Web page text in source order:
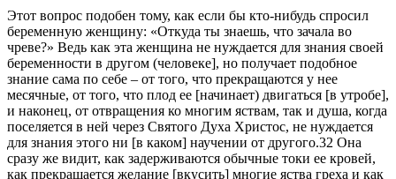
Этот вопрос подобен тому, как если бы кто-нибудь спросил
беременную женщину: «Откуда ты знаешь, что зачала во
чреве?» Ведь как эта женщина не нуждается для знания своей
беременности в другом (человеке], но получает подобное
знание сама по себе – от того, что прекращаются у нее
месячные, от того, что плод ее [начинает) двигаться [в утробе],
и наконец, от отвращения ко многим яствам, так и душа, когда
поселяется в ней через Святого Духа Христос, не нуждается
для знания этого ни [в каком] научении от другого.32 Она
сразу же видит, как задерживаются обычные токи ее кровей,
как прекращается желание [вкусить] многие яства греха и как